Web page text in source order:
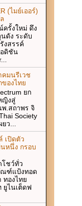
(ไมย์เออร์)
ครั้งใหม่ ดึง
ดัง ระดับ
งสรรค์
อดิชัน
คมนรีเวช
องไทย
ยก
ญิงสู่
.สถาพร จิ
Society
ว...
เปิดตัว
หนึ่ง กรอบ
โชว์ทั่ว
ณฑ์แป้งทอด
ทองไทย
ยูไนเต็ดฟ